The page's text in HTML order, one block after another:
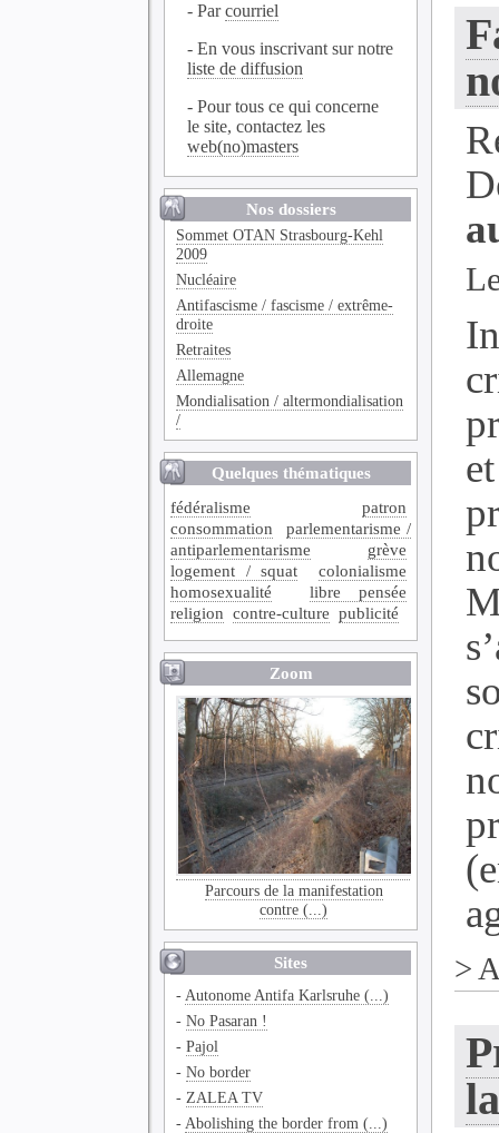
- Parcourriel
- En vous inscrivant sur notre
liste de diffusion
- Pour tous ce qui concerne
le site, contactez les
web(no)masters
Nos dossiers
Sommet OTAN Strasbourg-Kehl
2009
Nucléaire
Antifascisme / fascisme / extrême-
droite
Retraites
Allemagne
Mondialisation / altermondialisation
/
Quelques thématiques
fédéralisme
patron
consommation
parlementarisme /
antiparlementarisme
grève
logement / squat
colonialisme
homosexualité
libre pensée
religion contre-culture publicité
Zoom
Parcours de la manifestation
contre (...)
Sites
- Autonome Antifa Karlsruhe (...)
-No Pasaran !
-Pajol
-No border
- ZALEA TV
- Abolishing the border from (...)
>